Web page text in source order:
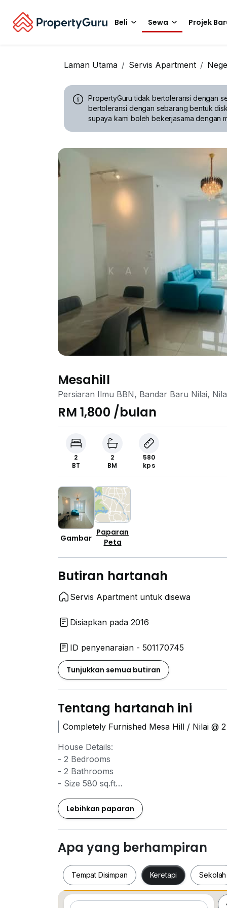
Beli Sewa Projek
Laman Utama Servis Apartment
PropertyGuru tidak bertoleransi dengan
bertoleransi dengan sebarang bentuk
supaya kami boleh bekerjasama dengan
Mesahill
Persiaran Ilmu BBN, Bandar Baru Nilai,
RM 1,800 /bulan
2
BT
2
BM
580
kps
Gambar
Paparan
Peta
Butiran hartanah
Servis Apartment untuk disewa
Disiapkan pada 2016
ID penyenaraian - 501170745
Tunjukkan semua butiran
Tentang hartanah ini
Completely Furnished Mesa Hill / Nilai @
House Details:
- 2 Bedrooms
- 2 Bathrooms
- Size 580 sq.ft
Facilities:
- 24hr Security
- Swimming Pool
- GYM
Nearby Access:
- 1.8km to Nilai University
- 3.9km to AEON Nilai
Lebihkan paparan
Apa yang berhampiran
Tempat Disimpan Keretapi Sekolah